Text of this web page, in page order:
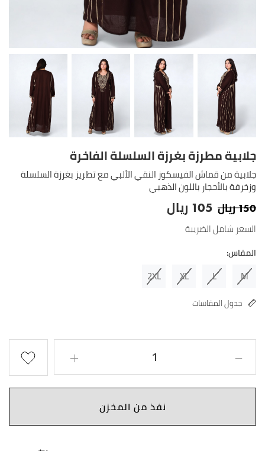
جلابية مطرزة بغرزة السلسلة الفاخرة
جلابية من قماش الفيسكوز النقي الألبي مع تطريز بغرزة السلسلة
وزخرفة بالأحجار باللون الذهبي
ريال150 ريال 105
السعر شامل الضريبة
المقاس:
M
L
XL
2XL
جدول المقاسات
نفذ من المخزن